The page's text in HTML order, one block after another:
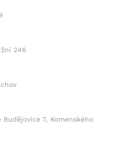
246
Budějovice 7, Komenského